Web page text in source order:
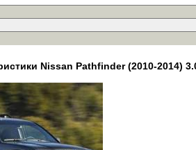
Nissan Pathfinder (2010-2014)